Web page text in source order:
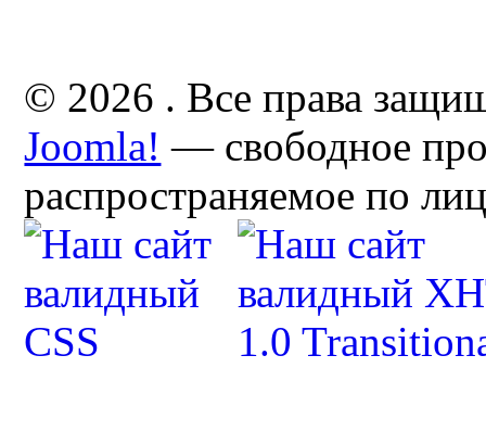
© 2026 . Все права
Joomla! — свободное
распространяемое по